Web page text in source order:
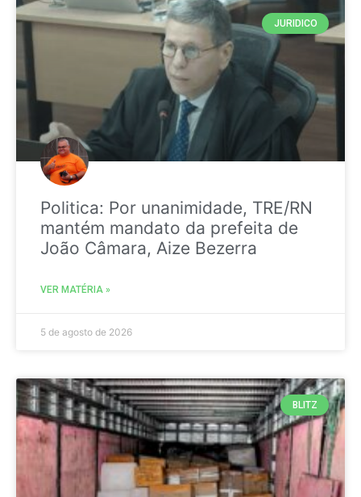
JURIDICO
Politica: Por unanimidade, TRE/RN
mantém mandato da prefeita de
João Câmara, Aize Bezerra
VER MATÉRIA »
5 de agosto de 2026
BLITZ